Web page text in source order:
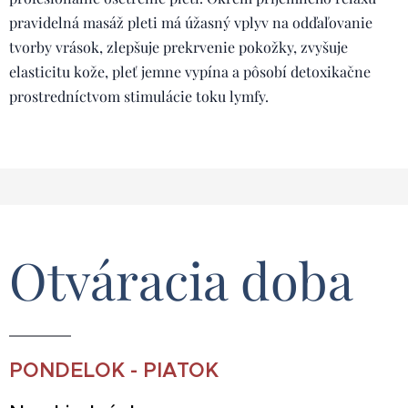
pravidelná masáž pleti má úžasný vplyv na odďaľovanie
tvorby vrások, zlepšuje prekrvenie pokožky, zvyšuje
elasticitu kože, pleť jemne vypína a pôsobí detoxikačne
prostredníctvom stimulácie toku lymfy.
Otváracia doba
PONDELOK - PIATOK